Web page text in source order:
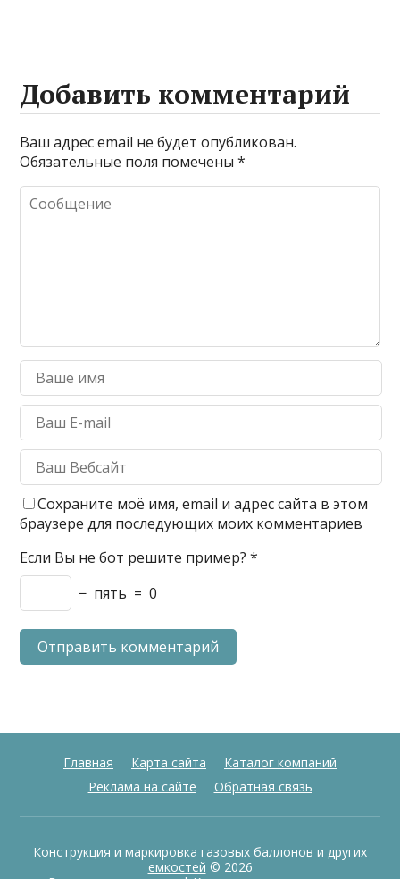
Добавить комментарий
Ваш адрес email не будет опубликован.
Обязательные поля помечены*
Сохраните моё имя, email и адрес сайта в этом
браузере для последующих моих комментариев
Если Вы не бот решите пример? *
− пять = 0
Главная Карта сайта
Каталог компаний
Реклама на сайте
Обратная связь
Конструкция и маркировка газовых баллонов и других
емкостей © 2026